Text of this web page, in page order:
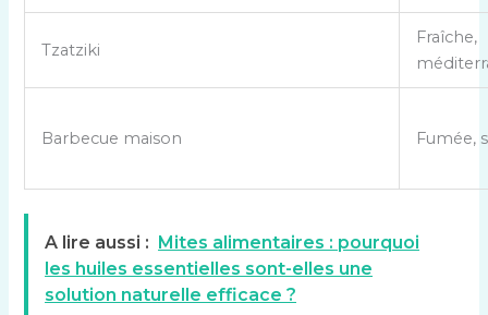
d
f
n
Tzatziki
Fraîche,
Barbecue maison Fumée,
A lire aussi : Mites alimentaires : pourquoi
les huiles essentielles sont-elles une
solution naturelle efficace ?